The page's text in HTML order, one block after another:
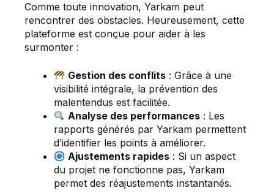
Comme toute innovation, Yarkam peut
rencontrer des obstacles. Heureusement, cette
plateforme est conçue pour aider à les
surmonter :
Gestion des conflits : Grâce à une
visibilité intégrale, la prévention des
malentendus est facilitée.
Analyse des performances : Les
rapports générés par Yarkam permettent
d’identifier les points à améliorer.
Ajustements rapides : Si un aspect
du projet ne fonctionne pas, Yarkam
permet des réajustements instantanés.